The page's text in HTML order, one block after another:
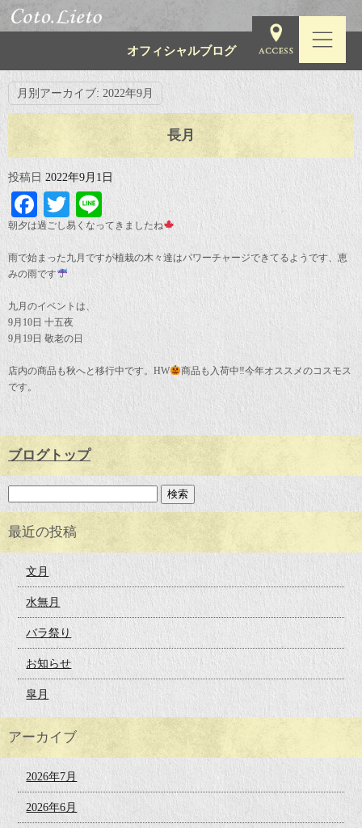
オフィシャルブログ
月別アーカイブ: 2022年9月
長月
投稿日 2022年9月1日
Facebook
Twitter
Line
朝夕は過ごし易くなってきましたね
雨で始まった九月ですが植栽の木々達はパワーチャージできてるようです、恵
みの雨です
九月のイベントは、
9月10日 十五夜
9月19日 敬老の日
店内の商品も秋へと移行中です。HW
商品も入荷中‼︎今年オススメのコスモス
です。
ブログトップ
最近の投稿
文月
水無月
バラ祭り
お知らせ
皐月
アーカイブ
2026年7月
2026年6月